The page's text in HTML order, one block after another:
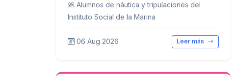
Alumnos de náutica y tripulaciones del
Instituto Social de la Marina
06 Aug 2026 Leer más